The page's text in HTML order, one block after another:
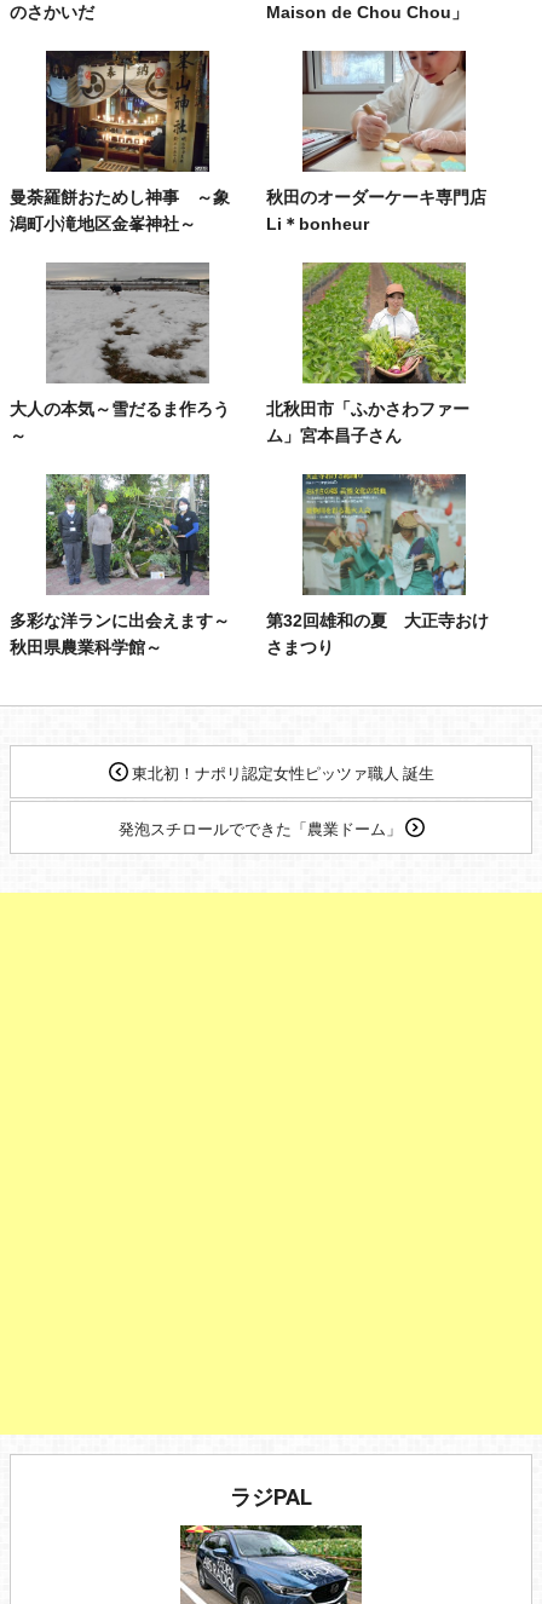
のさかいだ
Maison de Chou Chou」
曼荼羅餅おためし神事 ～象
潟町小滝地区金峯神社～
秋田のオーダーケーキ専門店
Li＊bonheur
大人の本気～雪だるま作ろう
～
北秋田市「ふかさわファー
ム」宮本昌子さん
多彩な洋ランに出会えます～
秋田県農業科学館～
第32回雄和の夏 大正寺おけ
さまつり
東北初！ナポリ認定女性ピッツァ職人 誕生
発泡スチロールでできた「農業ドーム」
ラジPAL